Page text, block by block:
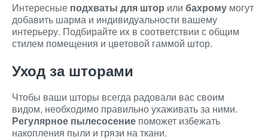
Интересные подхваты для штор или бахрому могут
добавить шарма и индивидуальности вашему
интерьеру. Подбирайте их в соответствии с общим
стилем помещения и цветовой гаммой штор.
Уход за шторами
Чтобы ваши шторы всегда радовали вас своим
видом, необходимо правильно ухаживать за ними.
Регулярное пылесосение поможет избежать
накопления пыли и грязи на ткани.